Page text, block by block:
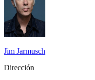
Jim Jarmusch
Dirección